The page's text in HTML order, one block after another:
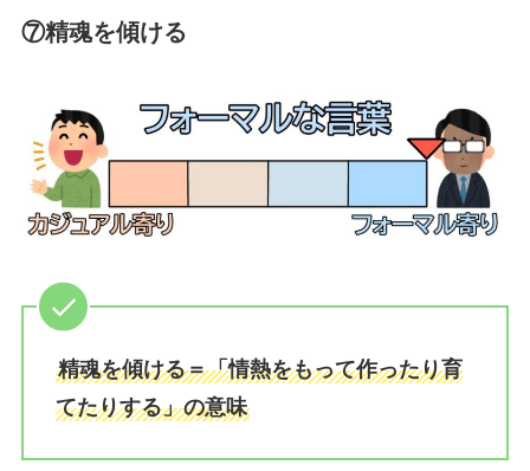
⑦精魂を傾ける
精魂を傾ける＝「情熱をもって作ったり育
てたりする」の意味